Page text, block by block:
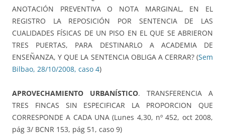
ANOTACIÓN PREVENTIVA O NOTA MARGINAL, EN EL
REGISTRO LA REPOSICIÓN POR SENTENCIA DE LAS
CUALIDADES FÍSICAS DE UN PISO EN EL QUE SE ABRIERON
TRES PUERTAS, PARA DESTINARLO A ACADEMIA DE
ENSEÑANZA, Y QUE LA SENTENCIA OBLIGA A CERRAR? (Sem
Bilbao, 28/10/2008, caso 4)
APROVECHAMIENTO URBANÍSTICO. TRANSFERENCIA A
TRES FINCAS SIN ESPECIFICAR LA PROPORCION QUE
CORRESPONDE A CADA UNA (Lunes 4,30, nº 452, oct 2008,
pág 3/ BCNR 153, pág 51, caso 9)